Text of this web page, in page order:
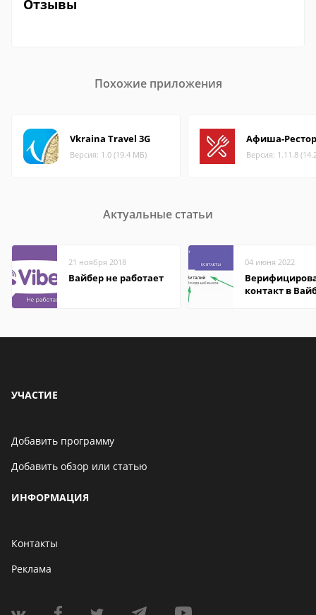
Отзывы
Похожие приложения
Vkraina Travel 3G
Версия: 1.0 (19.4 МБ)
Афиша-
Версия: 1.11.8
Актуальные статьи
21 ноября 2018
Вайбер не работает
04 июня 2022
контакт в
УЧАСТИЕ
Добавить программу
Добавить обзор или статью
ИНФОРМАЦИЯ
Контакты
Реклама